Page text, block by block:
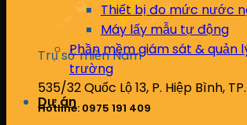
Trụ sở miền Nam
535/32 Quốc Lộ 13, P. Hiệp Bình,
Hotline: 0975 191 409
Thiết bị đo mức nước
Máy lấy mẫu tự động
Phần mềm giám sát & quản
trường
Dự án